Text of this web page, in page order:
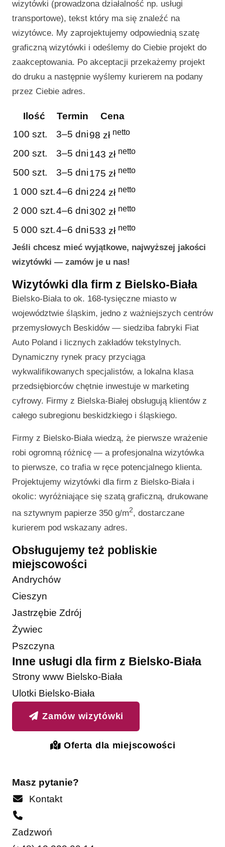
wizytówki (prowadzona działalność np. usługi
transportowe), tekst który ma się znaleźć na
wizytówce. My zaprojektujemy odpowiednią szatę
graficzną wizytówki i odeślemy do Ciebie projekt do
zaakceptowania. Po akceptacji przekażemy projekt
do druku a następnie wyślemy kurierem na podany
przez Ciebie adres.
Ilość Termin
Cena
100 szt.
3–5 dni98 zł netto
200 szt. 3–5 dni143 zł netto
500 szt. 3–5 dni175 zł netto
1 000 szt.4–6 dni224 zł netto
2 000 szt.4–6 dni302 zł netto
5 000 szt.4–6 dni533 zł netto
Jeśli chcesz mieć wyjątkowe, najwyższej jakości
wizytówki — zamów je u nas!
Wizytówki dla firm z Bielsko-Biała
Bielsko-Biała to ok. 168-tysięczne miasto w
województwie śląskim, jedno z ważniejszych centrów
przemysłowych Beskidów — siedziba fabryki Fiat
Auto Poland i licznych zakładów tekstylnych.
Dynamiczny rynek pracy przyciąga
wykwalifikowanych specjalistów, a lokalna klasa
przedsiębiorców chętnie inwestuje w marketing
cyfrowy. Firmy z Bielska-Białej obsługują klientów z
całego subregionu beskidzkiego i śląskiego.
Firmy z Bielsko-Biała wiedzą, że pierwsze wrażenie
robi ogromną różnicę — a profesjonalna wizytówka
to pierwsze, co trafia w ręce potencjalnego klienta.
Projektujemy wizytówki dla firm z Bielsko-Biała i
okolic: wyróżniające się szatą graficzną, drukowane
na sztywnym papierze 350 g/m2, dostarczane
kurierem pod wskazany adres.
Obsługujemy też pobliskie
miejscowości
Andrychów
Cieszyn
Jastrzębie Zdrój
Żywiec
Pszczyna
Inne usługi dla firm z Bielsko-Biała
Strony www Bielsko-Biała
Ulotki Bielsko-Biała
Zamów wizytówki
Oferta dla miejscowości
Masz pytanie?
Kontakt
Zadzwoń